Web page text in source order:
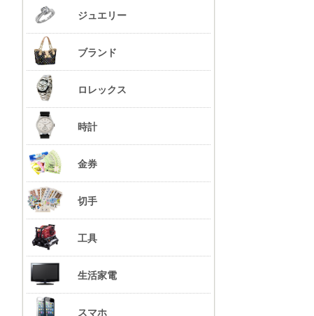
ジュエリー
ブランド
ロレックス
時計
金券
切手
工具
生活家電
スマホ